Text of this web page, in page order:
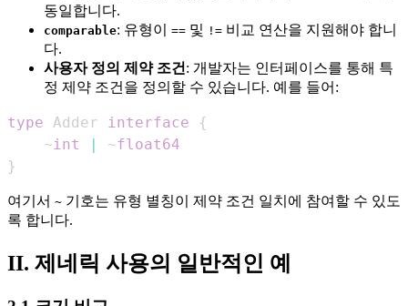
동일합니다.
comparable: 유형이 == 및 != 비교 연산을 지원해야 합니
다.
사용자 정의 제약 조건 : 개발자는 인터페이스를 통해 특
정 제약 조건을 정의할 수 있습니다. 예를 들어:
type Adder interface
{
    ~
int | ~float64
}
여기서 ~ 기호는 유형 별칭이 제약 조건 일치에 참여할 수 있도
록 합니다.
II. 제네릭 사용의 일반적인 예